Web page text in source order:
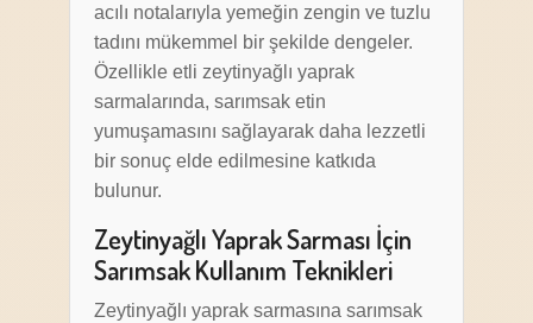
acılı notalarıyla yemeğin zengin ve tuzlu
tadını mükemmel bir şekilde dengeler.
Özellikle etli zeytinyağlı yaprak
sarmalarında, sarımsak etin
yumuşamasını sağlayarak daha lezzetli
bir sonuç elde edilmesine katkıda
bulunur.
Zeytinyağlı Yaprak Sarması İçin
Sarımsak Kullanım Teknikleri
Zeytinyağlı yaprak sarmasına sarımsak